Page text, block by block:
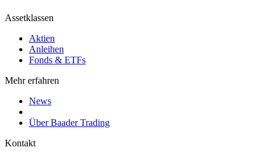
Assetklassen
Aktien
Anleihen
Fonds & ETFs
Mehr erfahren
News
Über Baader Trading
Kontakt